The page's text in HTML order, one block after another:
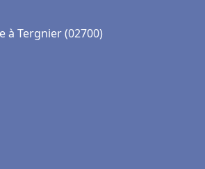
Tergnier (02700)